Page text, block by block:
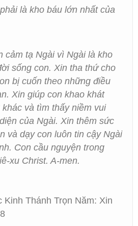
là kho báu lớn nhất của
cảm tạ Ngài vì Ngài là kho
sống con. Xin tha thứ cho
bị cuốn theo những điều
Xin giúp con khao khát
và tìm thấy niềm vui
của Ngài. Xin thêm sức
và dạy con luôn tin cậy Ngài
Con cầu nguyện trong
xu Christ. A-men.
Thánh Trọn Năm: Xin